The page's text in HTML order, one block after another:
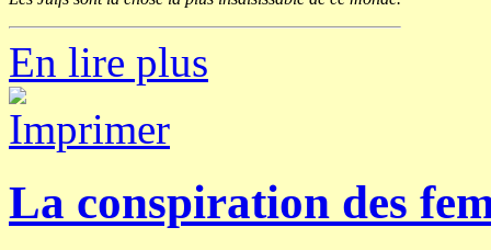
En lire plus
La conspiration des